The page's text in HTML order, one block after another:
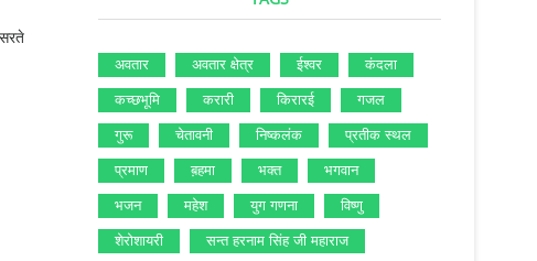
अवतार अवतार क्षेत्र ईश्‍वर कंदला
कच्‍छभूमि करारी किरारई गजल
गुरू चेतावनी निष्‍कलंक प्रतीक स्‍थल
प्रमाण ब़हमा भक्‍त भगवान
भजन महेश युग गणना विष्‍णु
शेरोशायरी सन्‍त हरनाम सिंह जी महाराज